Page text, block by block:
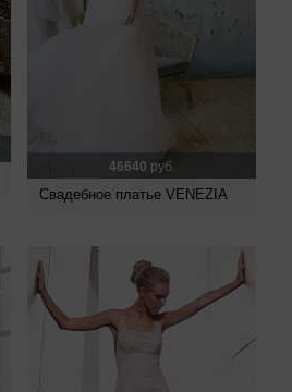
46640 руб.
Свадебное платье VENEZIA